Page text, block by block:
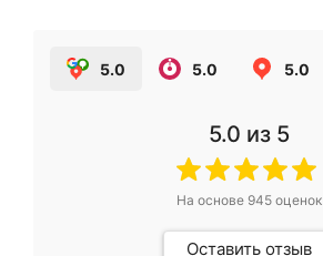
5.0 5.0 5.0
5.0 из 5
На основе 945оценок
Оставить отзыв